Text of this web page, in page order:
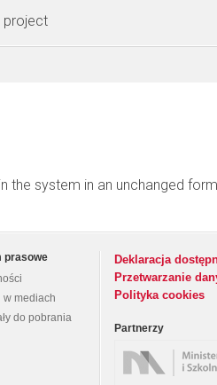
project
the system in an unchanged
prasowe
w mediach
do pobrania
Deklaracja
Przetwarzanie
Polityka cookies
Partnerzy